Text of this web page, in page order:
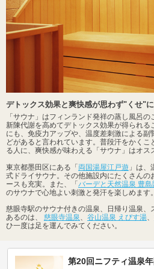
デトックス効果と爽快感が思わず"くせ"に
「サウナ」はフィンランド発祥の蒸し風呂
新陳代謝を高めてデトックス効果が得られ
にも、免疫力アップや、温度差刺激による
どがあると言われています。普段汗をかく
る人に、爽快感が味わえる「サウナ」はオス
東京都墨田区にある「 両国湯屋江戸遊 」は、
式ドライサウナ。その他施設内にたくさん
ースも充実。また、「 バーデと天然温泉 豊島
のサウナで心地よい刺激と発汗を楽しめます。
慈眼寺駅のサウナ付きの温泉、日帰り温泉
あるのは、 慈眼寺温泉、 谷山温泉 えびす湯、
ひ一度は足を運んでみてください。
第20回ニフティ温泉